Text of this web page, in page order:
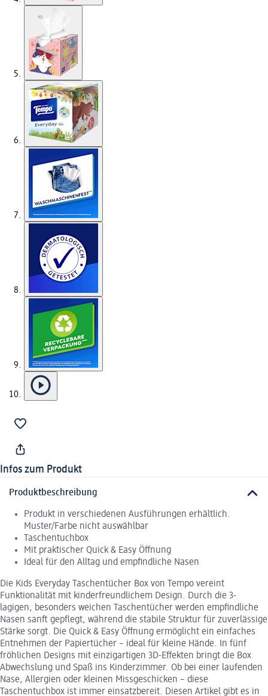
Infos zum Produkt
Produktbeschreibung
Produkt in verschiedenen Ausführungen erhältlich.
Muster/Farbe nicht auswählbar
Taschentuchbox
Mit praktischer Quick & Easy Öffnung
Ideal für den Alltag und empfindliche Nasen
Die Kids Everyday Taschentücher Box von Tempo vereint
Funktionalität mit kinderfreundlichem Design. Durch die 3-
lagigen, besonders weichen Taschentücher werden empfindliche
Nasen sanft gepflegt, während die stabile Struktur für zuverlässige
Stärke sorgt. Die Quick & Easy Öffnung ermöglicht ein einfaches
Entnehmen der Papiertücher – ideal für kleine Hände. In fünf
fröhlichen Designs mit einzigartigen 3D-Effekten bringt die Box
Abwechslung und Spaß ins Kinderzimmer. Ob bei einer laufenden
Nase, Allergien oder kleinen Missgeschicken – diese
Taschentuchbox ist immer einsatzbereit. Diesen Artikel gibt es in